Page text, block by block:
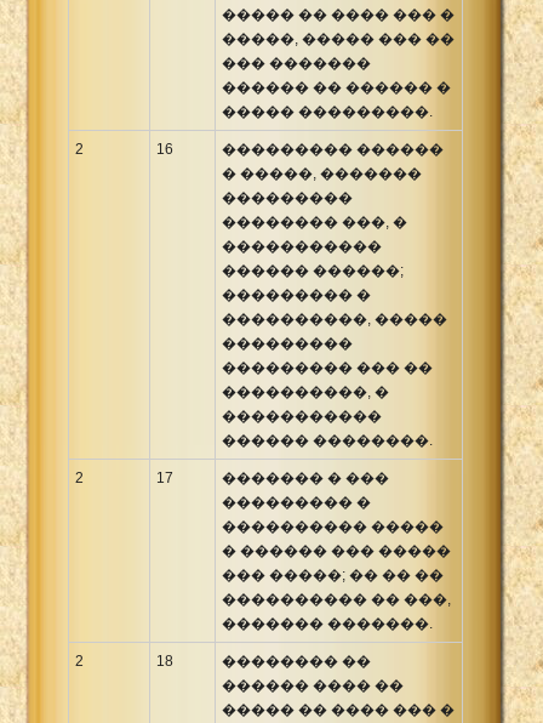
����� �� ���� ��� �
�����, ����� ��� ��
��� �������
������ �� ������ �
����� ���������.
2 16
��������� ������
� �����, �������
���������
�������� ���, �
�����������
������ ������;
��������� �
����������, �����
���������
��������� ��� ��
����������, �
�����������
������ ��������.
2 17
������� � ���
��������� �
���������� �����
� ������ ��� �����
��� �����; �� �� ��
���������� �� ���,
������� �������.
2 18
�������� ��
������ ���� ��
����� �� ���� ��� �